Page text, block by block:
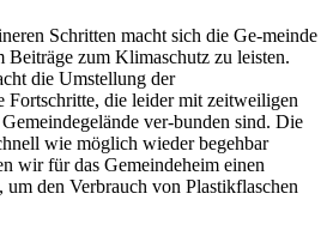
Schritten macht sich die Ge-meinde
Beiträge zum Klimaschutz zu leisten.
die Umstellung der
Fortschritte, die leider mit zeitweiligen
ver-bunden sind. Die
wie möglich wieder begehbar
wir für das Gemeindeheim einen
um den Verbrauch von Plastikflaschen